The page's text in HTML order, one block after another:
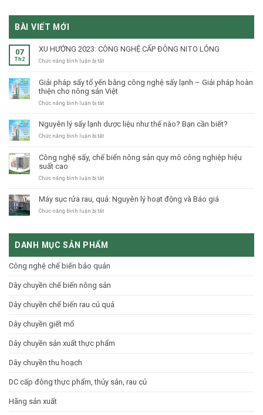
BÀI VIẾT MỚI
07
Th2
XU HƯỚNG 2023: CÔNG NGHỆ CẤP ĐÔNG NITO LỎNG
Chức năng bình luận bị tắtở
2023:
CÔNG
NGHỆ
NITO
LỎNG
Giải pháp sấy tổ yến bằng công nghệ sấy lạnh – Giải pháp hoàn
thiện cho nông sản Việt
Chức năng bình luận bị tắtở
sấy
tổ
công
sấy
Giải
pháp
cho
nông
Việt
Nguyên lý sấy lạnh dược liệu như thế nào? Bạn cần biết?
Chức năng bình luận bị tắtở
sấy
dược
thế
nào?
biết?
Công nghệ sấy, chế biến nông sản quy mô công nghiệp hiệu
suất cao
Chức năng bình luận bị tắtở
nghệ
sấy,
chế
sản
quy
nghiệp
suất
Máy sục rửa rau, quả: Nguyên lý hoạt động và Báo giá
Chức năng bình luận bị tắtở
rửa
rau,
lý
động
Báo
giá
DANH MỤC SẢN PHẨM
Công nghệ chế biến bảo quản
Dây chuyền chế biến nông sản
Dây chuyền chế biến rau củ quả
Dây chuyền giết mổ
Dây chuyền sản xuất thực phẩm
Dây chuyền thu hoạch
DC cấp đông thực phẩm, thủy sản, rau củ
Hãng sản xuất